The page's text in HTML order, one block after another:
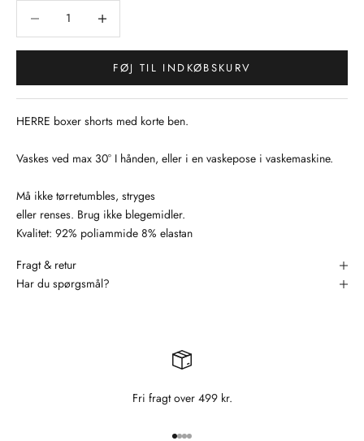
FØJ TIL INDKØBSKURV
HERRE boxer shorts med korte ben.
Vaskes ved max 30° I hånden, eller i en vaskepose i vaskemaskine.
Må ikke tørretumbles, stryges
eller renses. Brug ikke blegemidler.
Kvalitet: 92% poliammide 8% elastan
Fragt & retur
Har du spørgsmål?
Fri fragt over 499 kr.